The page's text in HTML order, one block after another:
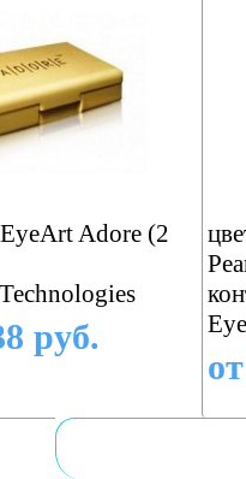
Adore (2
руб.